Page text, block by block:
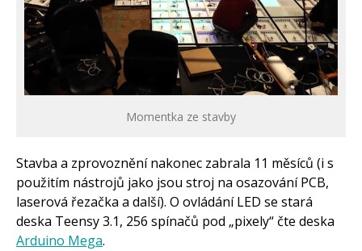
Momentka ze stavby
Stavba a zprovoznění nakonec zabrala 11 měsíců (i s
použitím nástrojů jako jsou stroj na osazování PCB,
laserová řezačka a další). O ovládání LED se stará
deska Teensy 3.1, 256 spínačů pod „pixely“ čte deska
Arduino Mega.